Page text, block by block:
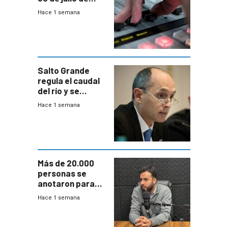
2026
Hace 1 semana
Salto Grande
regula el caudal
del río y se
prepara para un
Hace 1 semana
Más de 20.000
personas se
anotaron para
las pruebas
Hace 1 semana